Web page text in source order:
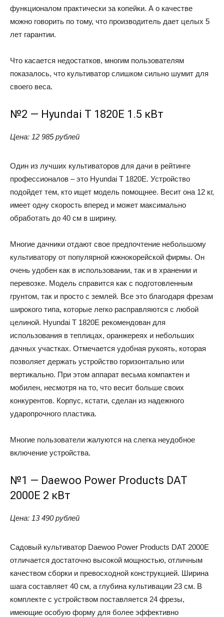
функционалом практически за копейки. А о качестве
можно говорить по тому, что производитель дает целых 5
лет гарантии.
Что касается недостатков, многим пользователям
показалось, что культиватор слишком сильно шумит для
своего веса.
№2 — Hyundai T 1820E 1.5 кВт
Цена: 12 985 рублей
Один из лучших культиваторов для дачи в рейтинге
профессионалов – это Hyundai T 1820E. Устройство
подойдет тем, кто ищет модель помощнее. Весит она 12 кг,
имеет одну скорость вперед и может максимально
обработать до 40 см в ширину.
Многие дачники отдают свое предпочтение небольшому
культиватору от популярной южнокорейской фирмы. Он
очень удобен как в использовании, так и в хранении и
перевозке. Модель справится как с подготовленным
грунтом, так и просто с землей. Все это благодаря фрезам
широкого типа, которые легко расправляются с любой
целиной. Hyundai T 1820E рекомендован для
использования в теплицах, оранжереях и небольших
дачных участках. Отмечается удобная рукоять, которая
позволяет держать устройство горизонтально или
вертикально. При этом аппарат весьма компактен и
мобилен, несмотря на то, что весит больше своих
конкурентов. Корпус, кстати, сделан из надежного
ударопрочного пластика.
Многие пользователи жалуются на слегка неудобное
включение устройства.
№1 — Daewoo Power Products DAT
2000E 2 кВт
Цена: 13 490 рублей
Садовый культиватор Daewoo Power Products DAT 2000E
отличается достаточно высокой мощностью, отличным
качеством сборки и превосходной конструкцией. Ширина
шага составляет 40 см, а глубина культивации 23 см. В
комплекте с устройством поставляется 24 фрезы,
имеющие особую форму для более эффективно